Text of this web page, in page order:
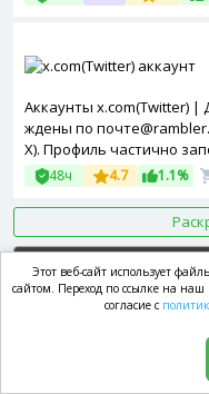
Аккаунты x.com(Twitter) |
ждены по
X). Профиль частично
включена. Token в
48ч 4.7 1.1%
x.com(Twitter)/
Аккаунты x.com(Twitter) |
Этот веб-сайт использует
сайтом. Переход по ссылке на
согласие с